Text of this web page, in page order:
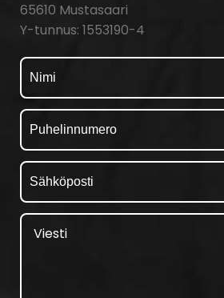
65610 Mustasaari
Y-tunnus: 1553190-4